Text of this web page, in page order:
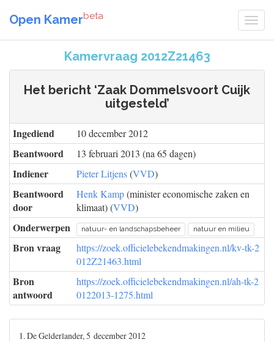
Open Kamerbeta
Kamervraag 2012Z21463
Het bericht ‘Zaak Dommelsvoort Cuijk
uitgesteld’
Ingediend 10 december 2012
Beantwoord 13 februari 2013 (na 65 dagen)
Indiener Pieter Litjens(VVD)
Beantwoord
door
Henk Kamp(minister economische zaken en
klimaat) (VVD)
Onderwerpen natuur- en landschapsbeheer natuur en milieu
Bron vraag
https://zoek.officielebekendmakingen.nl/kv-tk-2
012Z21463.html
Bron
antwoord
https://zoek.officielebekendmakingen.nl/ah-tk-2
0122013-1275.html
1. De Gelderlander, 5 december 2012